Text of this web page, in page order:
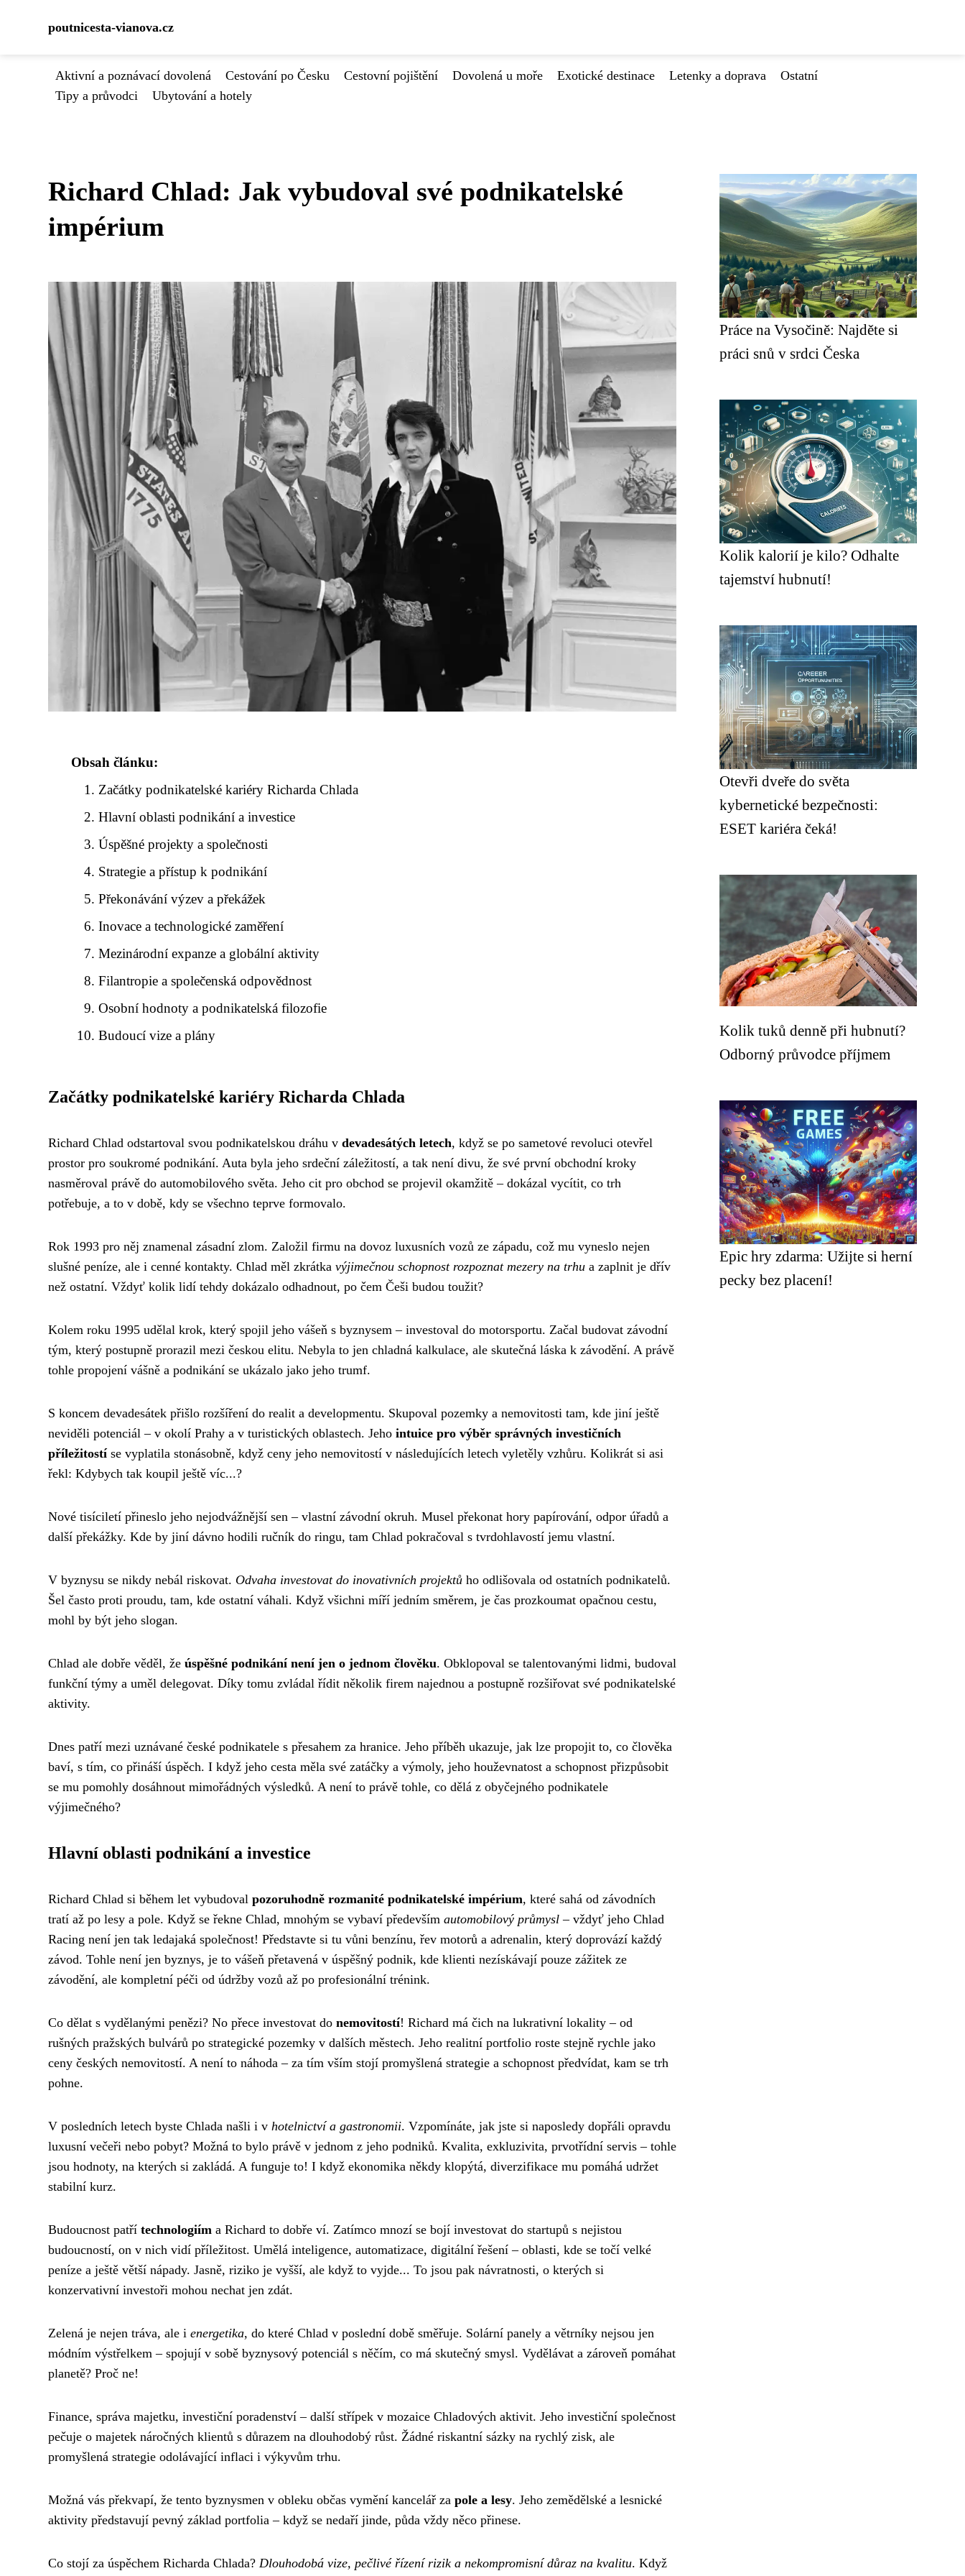
poutnicesta-vianova.cz
Aktivní a poznávací dovolená Cestování po Česku Cestovní pojištění Dovolená u moře Exotické destinace Letenky a doprava
Ostatní
Tipy a průvodci
Ubytování a hotely
Richard Chlad: Jak vybudoval své podnikatelské
impérium
Obsah článku:
Začátky podnikatelské kariéry Richarda Chlada
Hlavní oblasti podnikání a investice
Úspěšné projekty a společnosti
Strategie a přístup k podnikání
Překonávání výzev a překážek
Inovace a technologické zaměření
Mezinárodní expanze a globální aktivity
Filantropie a společenská odpovědnost
Osobní hodnoty a podnikatelská filozofie
Budoucí vize a plány
Začátky podnikatelské kariéry Richarda Chlada
Richard Chlad odstartoval svou podnikatelskou dráhu v devadesátých letech, když se po sametové revoluci otevřel
prostor pro soukromé podnikání. Auta byla jeho srdeční záležitostí, a tak není divu, že své první obchodní kroky
nasměroval právě do automobilového světa. Jeho cit pro obchod se projevil okamžitě – dokázal vycítit, co trh
potřebuje, a to v době, kdy se všechno teprve formovalo.
Rok 1993 pro něj znamenal zásadní zlom. Založil firmu na dovoz luxusních vozů ze západu, což mu vyneslo nejen
slušné peníze, ale i cenné kontakty. Chlad měl zkrátka výjimečnou schopnost rozpoznat mezery na trhu a zaplnit je dřív
než ostatní. Vždyť kolik lidí tehdy dokázalo odhadnout, po čem Češi budou toužit?
Kolem roku 1995 udělal krok, který spojil jeho vášeň s byznysem – investoval do motorsportu. Začal budovat závodní
tým, který postupně prorazil mezi českou elitu. Nebyla to jen chladná kalkulace, ale skutečná láska k závodění. A právě
tohle propojení vášně a podnikání se ukázalo jako jeho trumf.
S koncem devadesátek přišlo rozšíření do realit a developmentu. Skupoval pozemky a nemovitosti tam, kde jiní ještě
neviděli potenciál – v okolí Prahy a v turistických oblastech. Jeho intuice pro výběr správných investičních
příležitostíse vyplatila stonásobně, když ceny jeho nemovitostí v následujících letech vyletěly vzhůru. Kolikrát si asi
řekl: Kdybych tak koupil ještě víc...?
Nové tisíciletí přineslo jeho nejodvážnější sen – vlastní závodní okruh. Musel překonat hory papírování, odpor úřadů a
další překážky. Kde by jiní dávno hodili ručník do ringu, tam Chlad pokračoval s tvrdohlavostí jemu vlastní.
V byznysu se nikdy nebál riskovat. Odvaha investovat do inovativních projektů ho odlišovala od ostatních podnikatelů.
Šel často proti proudu, tam, kde ostatní váhali. Když všichni míří jedním směrem, je čas prozkoumat opačnou cestu,
mohl by být jeho slogan.
Chlad ale dobře věděl, že úspěšné podnikání není jen o jednom člověku. Obklopoval se talentovanými lidmi, budoval
funkční týmy a uměl delegovat. Díky tomu zvládal řídit několik firem najednou a postupně rozšiřovat své podnikatelské
aktivity.
Dnes patří mezi uznávané české podnikatele s přesahem za hranice. Jeho příběh ukazuje, jak lze propojit to, co člověka
baví, s tím, co přináší úspěch. I když jeho cesta měla své zatáčky a výmoly, jeho houževnatost a schopnost přizpůsobit
se mu pomohly dosáhnout mimořádných výsledků. A není to právě tohle, co dělá z obyčejného podnikatele
výjimečného?
Hlavní oblasti podnikání a investice
Richard Chlad si během let vybudoval pozoruhodně rozmanité podnikatelské impérium, které sahá od závodních
tratí až po lesy a pole. Když se řekne Chlad, mnohým se vybaví především automobilový průmysl – vždyť jeho Chlad
Racing není jen tak ledajaká společnost! Představte si tu vůni benzínu, řev motorů a adrenalin, který doprovází každý
závod. Tohle není jen byznys, je to vášeň přetavená v úspěšný podnik, kde klienti nezískávají pouze zážitek ze
závodění, ale kompletní péči od údržby vozů až po profesionální trénink.
Co dělat s vydělanými penězi? No přece investovat do nemovitostí! Richard má čich na lukrativní lokality – od
rušných pražských bulvárů po strategické pozemky v dalších městech. Jeho realitní portfolio roste stejně rychle jako
ceny českých nemovitostí. A není to náhoda – za tím vším stojí promyšlená strategie a schopnost předvídat, kam se trh
pohne.
V posledních letech byste Chlada našli i v hotelnictví a gastronomii. Vzpomínáte, jak jste si naposledy dopřáli opravdu
luxusní večeři nebo pobyt? Možná to bylo právě v jednom z jeho podniků. Kvalita, exkluzivita, prvotřídní servis – tohle
jsou hodnoty, na kterých si zakládá. A funguje to! I když ekonomika někdy klopýtá, diverzifikace mu pomáhá udržet
stabilní kurz.
Budoucnost patří technologiím a Richard to dobře ví. Zatímco mnozí se bojí investovat do startupů s nejistou
budoucností, on v nich vidí příležitost. Umělá inteligence, automatizace, digitální řešení – oblasti, kde se točí velké
peníze a ještě větší nápady. Jasně, riziko je vyšší, ale když to vyjde... To jsou pak návratnosti, o kterých si
konzervativní investoři mohou nechat jen zdát.
Zelená je nejen tráva, ale i energetika, do které Chlad v poslední době směřuje. Solární panely a větrníky nejsou jen
módním výstřelkem – spojují v sobě byznysový potenciál s něčím, co má skutečný smysl. Vydělávat a zároveň pomáhat
planetě? Proč ne!
Finance, správa majetku, investiční poradenství – další střípek v mozaice Chladových aktivit. Jeho investiční společnost
pečuje o majetek náročných klientů s důrazem na dlouhodobý růst. Žádné riskantní sázky na rychlý zisk, ale
promyšlená strategie odolávající inflaci i výkyvům trhu.
Možná vás překvapí, že tento byznysmen v obleku občas vymění kancelář za pole a lesy. Jeho zemědělské a lesnické
aktivity představují pevný základ portfolia – když se nedaří jinde, půda vždy něco přinese.
Co stojí za úspěchem Richarda Chlada? Dlouhodobá vize, pečlivé řízení rizik a nekompromisní důraz na kvalitu. Když
Práce na Vysočině: Najděte si
práci snů v srdci Česka
Kolik kalorií je kilo? Odhalte
tajemství hubnutí!
Otevři dveře do světa
kybernetické bezpečnosti:
ESET kariéra čeká!
Kolik tuků denně při hubnutí?
Odborný průvodce příjmem
Epic hry zdarma: Užijte si herní
pecky bez placení!